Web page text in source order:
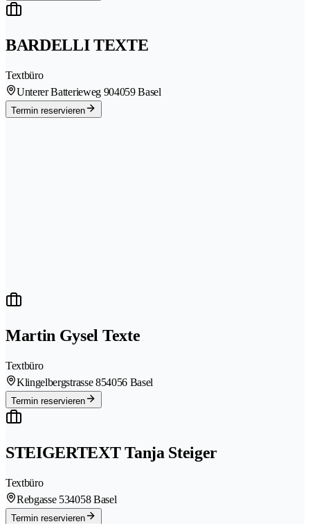
BARDELLI TEXTE
Textbüro
Unterer Batterieweg 904059 Basel
Termin reservieren
Martin Gysel Texte
Textbüro
Klingelbergstrasse 854056 Basel
Termin reservieren
STEIGERTEXT Tanja Steiger
Textbüro
Rebgasse 534058 Basel
Termin reservieren